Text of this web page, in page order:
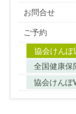
場合は、必要
るように努めま
当法人施設で
託する場合が
情報が不適切
お問合せ
ご予約
協会けん
全国健康保
協会けん